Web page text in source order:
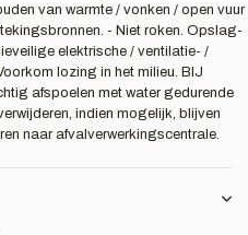
van warmte / vonken / open vuur
- Niet roken. Opslag-
elektrische / ventilatie- /
lozing in het milieu. BIJ
afspoelen met water gedurende
indien mogelijk, blijven
naar afvalverwerkingscentrale.